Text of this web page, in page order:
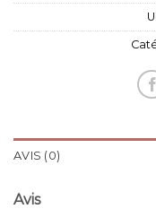
AVIS (0)
Avis